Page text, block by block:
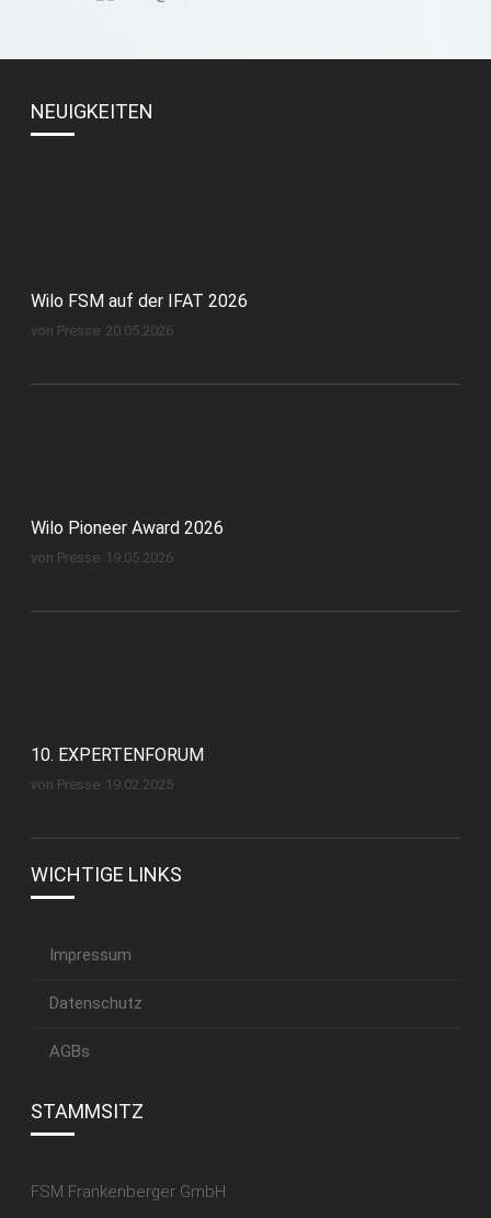
NEUIGKEITEN
Wilo FSM auf der IFAT 2026
von Presse 20.05.2026
Wilo Pioneer Award 2026
von Presse 19.05.2026
10. EXPERTENFORUM
von Presse 19.02.2025
WICHTIGE LINKS
Impressum
Datenschutz
AGBs
STAMMSITZ
FSM Frankenberger GmbH